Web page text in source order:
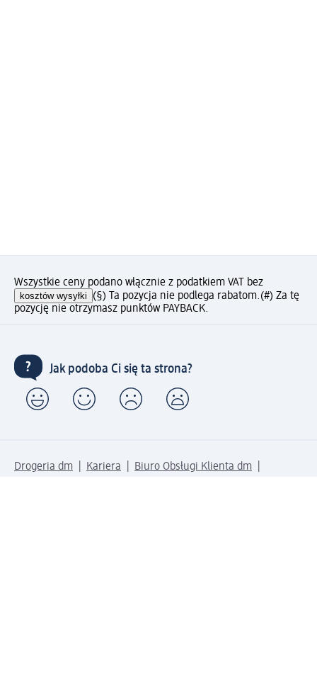
Wszystkie ceny podano włącznie z podatkiem VAT bez
kosztów wysyłki (§) Ta pozycja nie podlega rabatom.(#) Za tę
pozycję nie otrzymasz punktów PAYBACK.
Jak podoba Ci się ta strona?
Drogeria dm Kariera
Biuro Obsługi Klienta dm